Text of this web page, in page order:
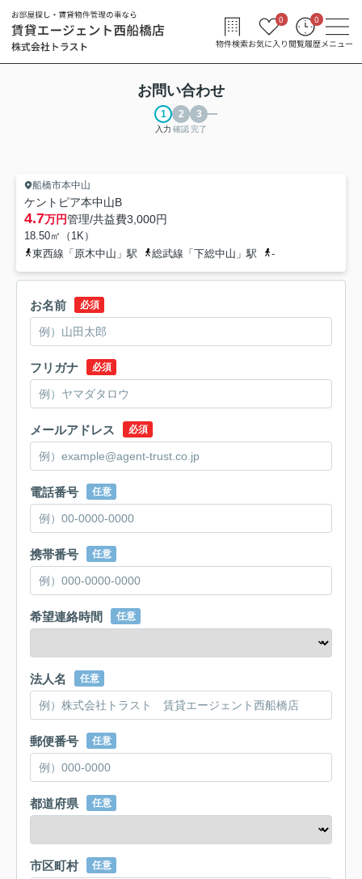
物件検索お気に入り
0
閲覧履歴
0
メニュー
お問い合わせ
入力 確認完了
船橋市本中山
ケントピア本中山B
4.7万円管理/共益費3,000円
18.50㎡（1K）
東西線「原木中山」駅
総武線「下総中山」駅 -
お名前 必須
フリガナ 必須
メールアドレス 必須
電話番号 任意
携帯番号 任意
希望連絡時間 任意
法人名 任意
郵便番号 任意
都道府県 任意
市区町村 任意